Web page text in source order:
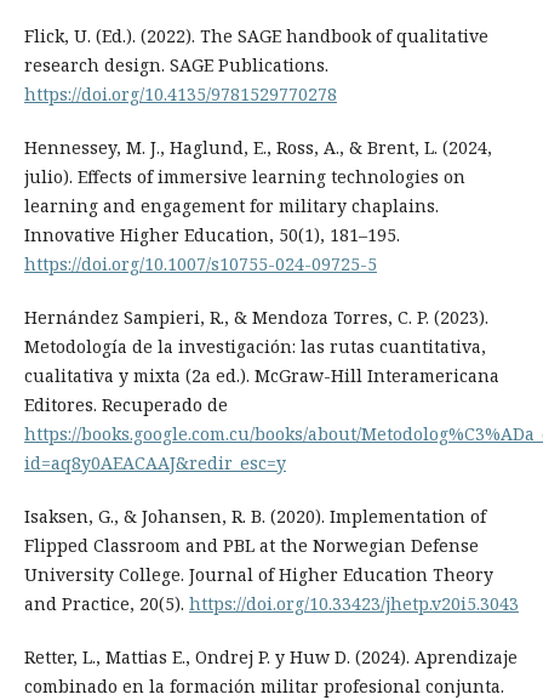
Flick, U. (Ed.). (2022). The SAGE handbook of qualitative
research design. SAGE Publications.
https://doi.org/10.4135/9781529770278
Hennessey, M. J., Haglund, E., Ross, A., & Brent, L. (2024,
julio). Effects of immersive learning technologies on
learning and engagement for military chaplains.
Innovative Higher Education, 50(1), 181–195.
https://doi.org/10.1007/s10755-024-09725-5
Hernández Sampieri, R., & Mendoza Torres, C. P. (2023).
Metodología de la investigación: las rutas cuantitativa,
cualitativa y mixta (2a ed.). McGraw-Hill Interamericana
Editores. Recuperado de
https://books.google.com.cu/books/about/
id=aq8y0AEACAAJ&redir_esc=y
Isaksen, G., & Johansen, R. B. (2020). Implementation of
Flipped Classroom and PBL at the Norwegian Defense
University College. Journal of Higher Education Theory
and Practice, 20(5). https://doi.org/10.33423/jhetp.v20i5.3043
Retter, L., Mattias E., Ondrej P. y Huw D. (2024). Aprendizaje
combinado en la formación militar profesional conjunta.